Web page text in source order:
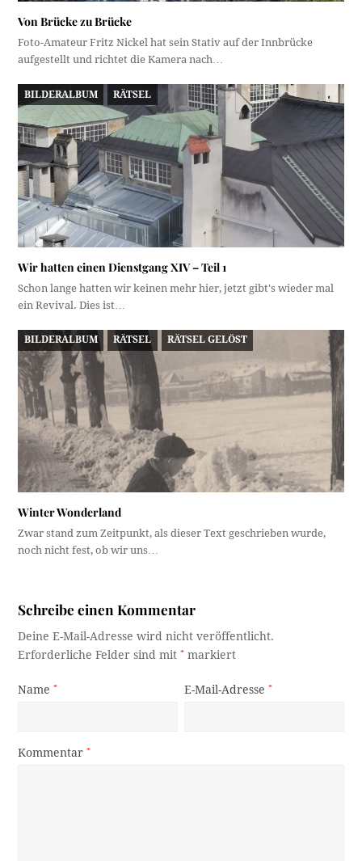
Von Brücke zu Brücke
Foto-Amateur Fritz Nickel hat sein Stativ auf der Innbrücke
aufgestellt und richtet die Kamera nach…
BILDERALBUM RÄTSEL
Wir hatten einen Dienstgang XIV – Teil 1
Schon lange hatten wir keinen mehr hier, jetzt gibt's wieder mal
ein Revival. Dies ist…
BILDERALBUM RÄTSEL RÄTSEL GELÖST
Winter Wonderland
Zwar stand zum Zeitpunkt, als dieser Text geschrieben wurde,
noch nicht fest, ob wir uns…
Schreibe einen Kommentar
Deine E-Mail-Adresse wird nicht veröffentlicht.
Erforderliche Felder sind mit* markiert
Name* E-Mail-Adresse*
Kommentar*